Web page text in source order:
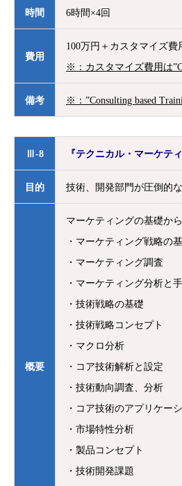
時間 6時間×4回
費用
100万円＋カスタマイズ
※：カスタマイズ費用は
備考 ※：”Consulting based
Ⅲ-8 『テクニカル・マーケテ
目的 技術、開発部門が圧倒的
概要
マーケティングの基礎か
・マーケティング戦略の
・マーケティング調査
・マーケティング分析と
・技術戦略の基礎
・技術戦略コンセプト
・マクロ分析
・コア技術解析と設定
・技術動向調査、分析
・コア技術のアプリケー
・市場特性分析
・製品コンセプト
・技術開発課題